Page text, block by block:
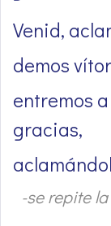
Venid,
demos
entremos
gracias,
-se repite